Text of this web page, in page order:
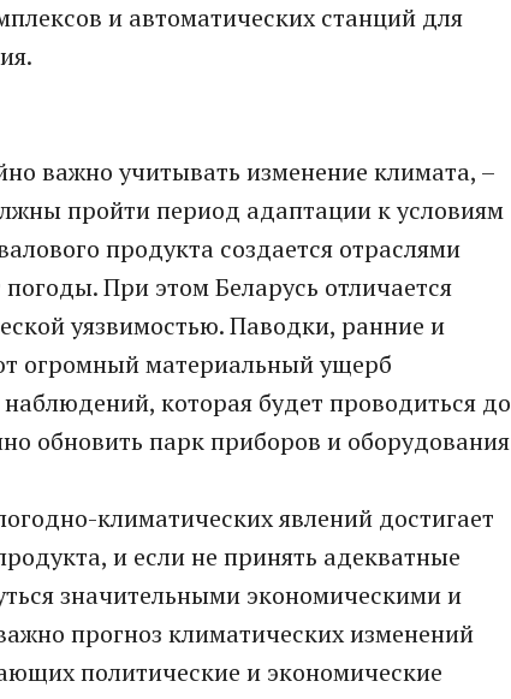
и автоматических станций для
важно учитывать изменение климата, –
пройти период адаптации к условиям
продукта создается отраслями
При этом Беларусь отличается
уязвимостью. Паводки, ранние и
огромный материальный ущерб
которая будет проводиться до
обновить парк приборов и оборудования
климатических явлений достигает
и если не принять адекватные
значительными экономическими и
прогноз климатических изменений
политические и экономические